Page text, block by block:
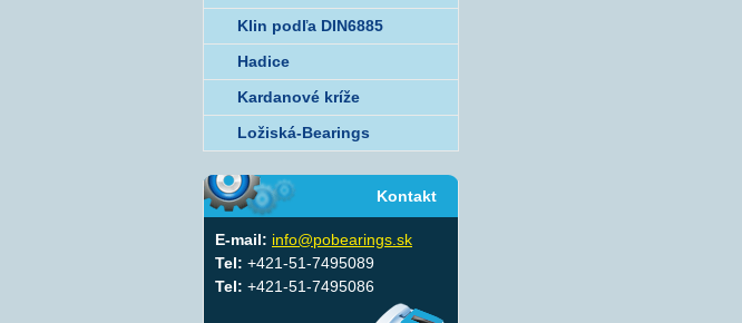
Klin podľa DIN6885
Hadice
Kardanové kríže
Ložiská-Bearings
Kontakt
E-mail: info@pobearings.sk
Tel: +421-51-7495089
Tel: +421-51-7495086